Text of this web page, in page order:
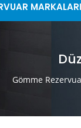
MARKALARI
Gömme